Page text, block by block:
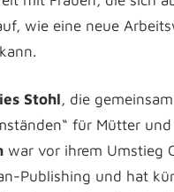
wie eine neue
Stohl, die
für Mütter
war vor ihrem Umstieg
Publishing und hat